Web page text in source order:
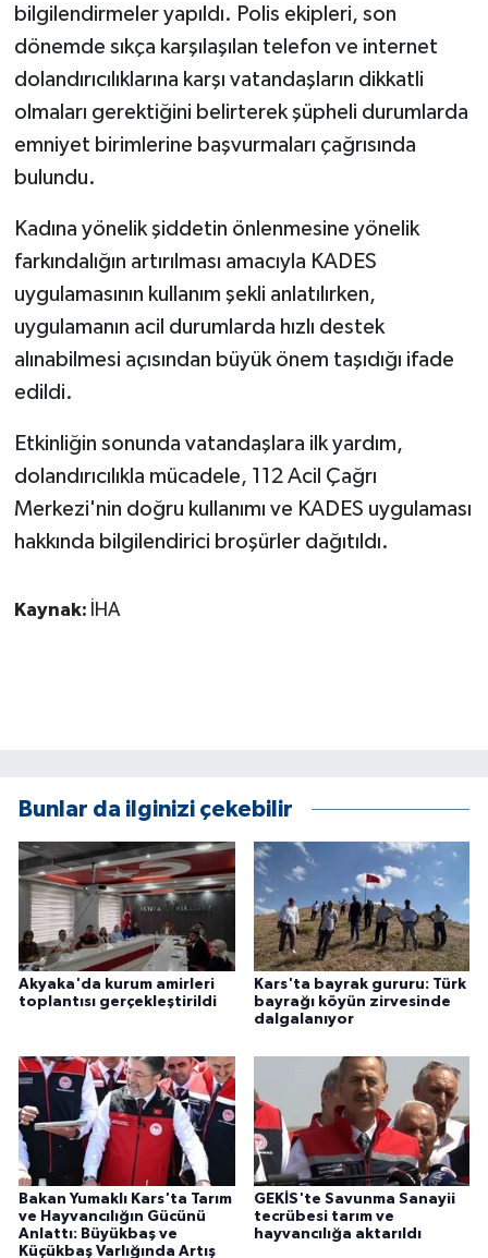
bilgilendirmeler yapıldı. Polis ekipleri, son
dönemde sıkça karşılaşılan telefon ve internet
dolandırıcılıklarına karşı vatandaşların dikkatli
olmaları gerektiğini belirterek şüpheli durumlarda
emniyet birimlerine başvurmaları çağrısında
bulundu.
Kadına yönelik şiddetin önlenmesine yönelik
farkındalığın artırılması amacıyla KADES
uygulamasının kullanım şekli anlatılırken,
uygulamanın acil durumlarda hızlı destek
alınabilmesi açısından büyük önem taşıdığı ifade
edildi.
Etkinliğin sonunda vatandaşlara ilk yardım,
dolandırıcılıkla mücadele, 112 Acil Çağrı
Merkezi'nin doğru kullanımı ve KADES uygulaması
hakkında bilgilendirici broşürler dağıtıldı.
Kaynak: İHA
Bunlar da ilginizi çekebilir
Akyaka'da kurum amirleri
toplantısı gerçekleştirildi
Kars'ta bayrak gururu: Türk
bayrağı köyün zirvesinde
dalgalanıyor
Bakan Yumaklı Kars'ta Tarım
ve Hayvancılığın Gücünü
Anlattı: Büyükbaş ve
Küçükbaş Varlığında Artış
GEKİS'te Savunma Sanayii
tecrübesi tarım ve
hayvancılığa aktarıldı